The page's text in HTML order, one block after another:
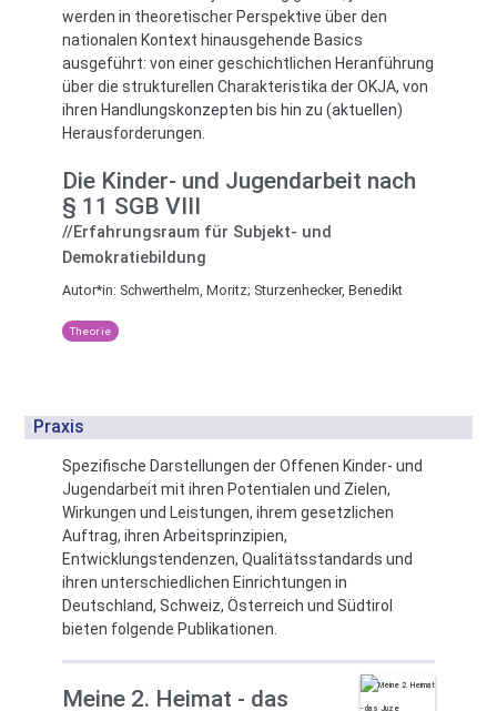
werden in theoretischer Perspektive über den
nationalen Kontext hinausgehende Basics
ausgeführt: von einer geschichtlichen Heranführung
über die strukturellen Charakteristika der OKJA, von
ihren Handlungskonzepten bis hin zu (aktuellen)
Herausforderungen.
Die Kinder- und Jugendarbeit nach
§ 11 SGB VIII
//Erfahrungsraum für Subjekt- und
Demokratiebildung
Autor*in: Schwerthelm, Moritz; Sturzenhecker, Benedikt
Theorie
Praxis
Spezifische Darstellungen der Offenen Kinder- und
Jugendarbeit mit ihren Potentialen und Zielen,
Wirkungen und Leistungen, ihrem gesetzlichen
Auftrag, ihren Arbeitsprinzipien,
Entwicklungstendenzen, Qualitätsstandards und
ihren unterschiedlichen Einrichtungen in
Deutschland, Schweiz, Österreich und Südtirol
bieten folgende Publikationen.
Meine 2. Heimat - das